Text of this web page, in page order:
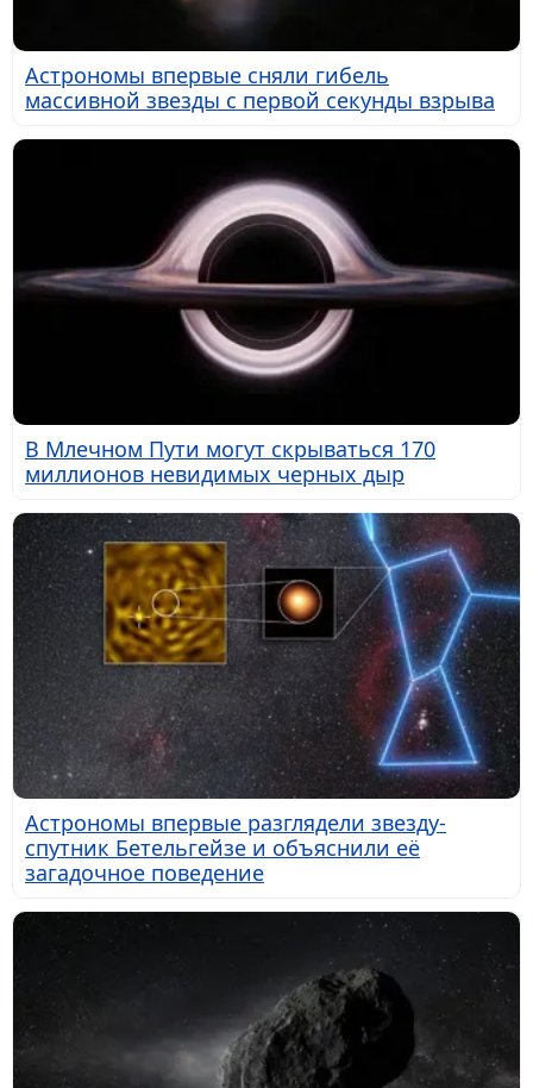
Астрономы впервые сняли гибель
массивной звезды с первой секунды взрыва
В Млечном Пути могут скрываться 170
миллионов невидимых черных дыр
Астрономы впервые разглядели звезду-
спутник Бетельгейзе и объяснили её
загадочное поведение